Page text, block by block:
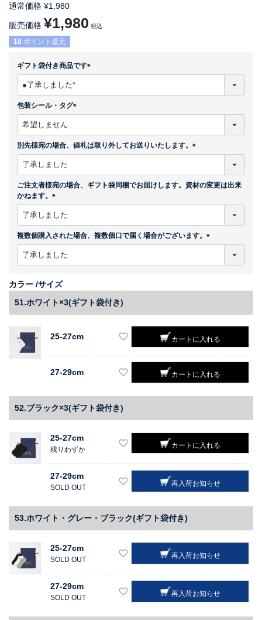
通常価格 ¥1,980
販売価格 ¥1,980 税込
18 ポイント還元
ギフト袋付き商品です
包装シール・タグ
)
別先様宛の場合、値札は取り外してお送りいたします。
須
)
ご注文者様宛の場合、ギフト袋同梱でお届けします。資材の変更は出来
かねます。
必
)
複数個購入された場合、複数個口で届く場合がございます。
カラー サイズ
51.ホワイト×3(ギフト袋付き)
25-27cm カートに入れる
27-29cm カートに入れる
52.ブラック×3(ギフト袋付き)
25-27cm
残りわずか カートに入れる
27-29cm
SOLD OUT 再入荷お知らせ
53.ホワイト・グレー・ブラック(ギフト袋付き)
25-27cm
SOLD OUT 再入荷お知らせ
27-29cm
SOLD OUT 再入荷お知らせ